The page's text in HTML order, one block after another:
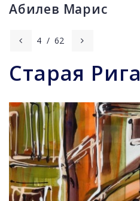
Абилев Марис
4 / 62
Старая Рига